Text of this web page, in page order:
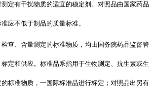
定有干扰物质的适宜的稳定剂。对照品由国家药品
应不低于制品的质量标准。
查、含量测定的标准物质，均由国务院药品监督管
定和供应。标准品系指用于生物测定、抗生素或生
标准物质，一国际标准品进行标定；对照品出另有